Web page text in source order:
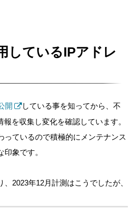
しているIPアドレ
開
している事を知ってから、不
を収集し変化を確認しています。
っているので積極的にメンテナンス
象です。
2023年12月計測はこうでしたが、